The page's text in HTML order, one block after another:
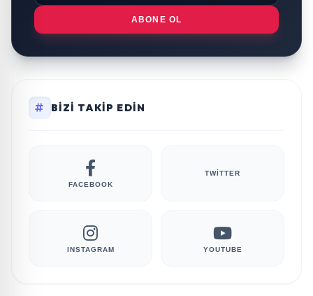
ABONE OL
BIZI TAKIP EDIN
FACEBOOK
TWITTER
INSTAGRAM YOUTUBE